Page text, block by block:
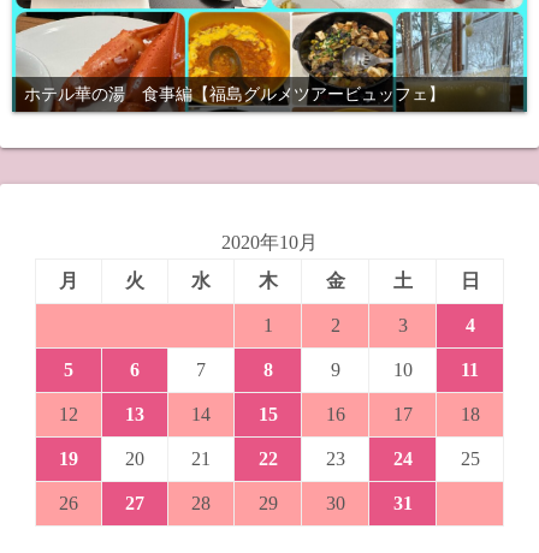
ホテル華の湯 食事編【福島グルメツアービュッフェ】
2020年10月
月
火 水 木 金 土 日
1 2 3 4
5 6 7 8 9 10 11
12 13 14 15 16 17 18
19 20 21 22 23 24 25
26 27 28 29 30 31